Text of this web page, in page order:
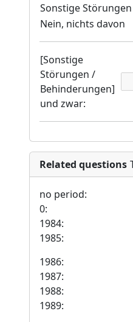
Sonstige
Nein, nichts davon
[Sonstige
Störungen /
Behinderungen]
und zwar:
Related questions
no period:
0:
1984:
1985:
1986:
1987:
1988:
1989: